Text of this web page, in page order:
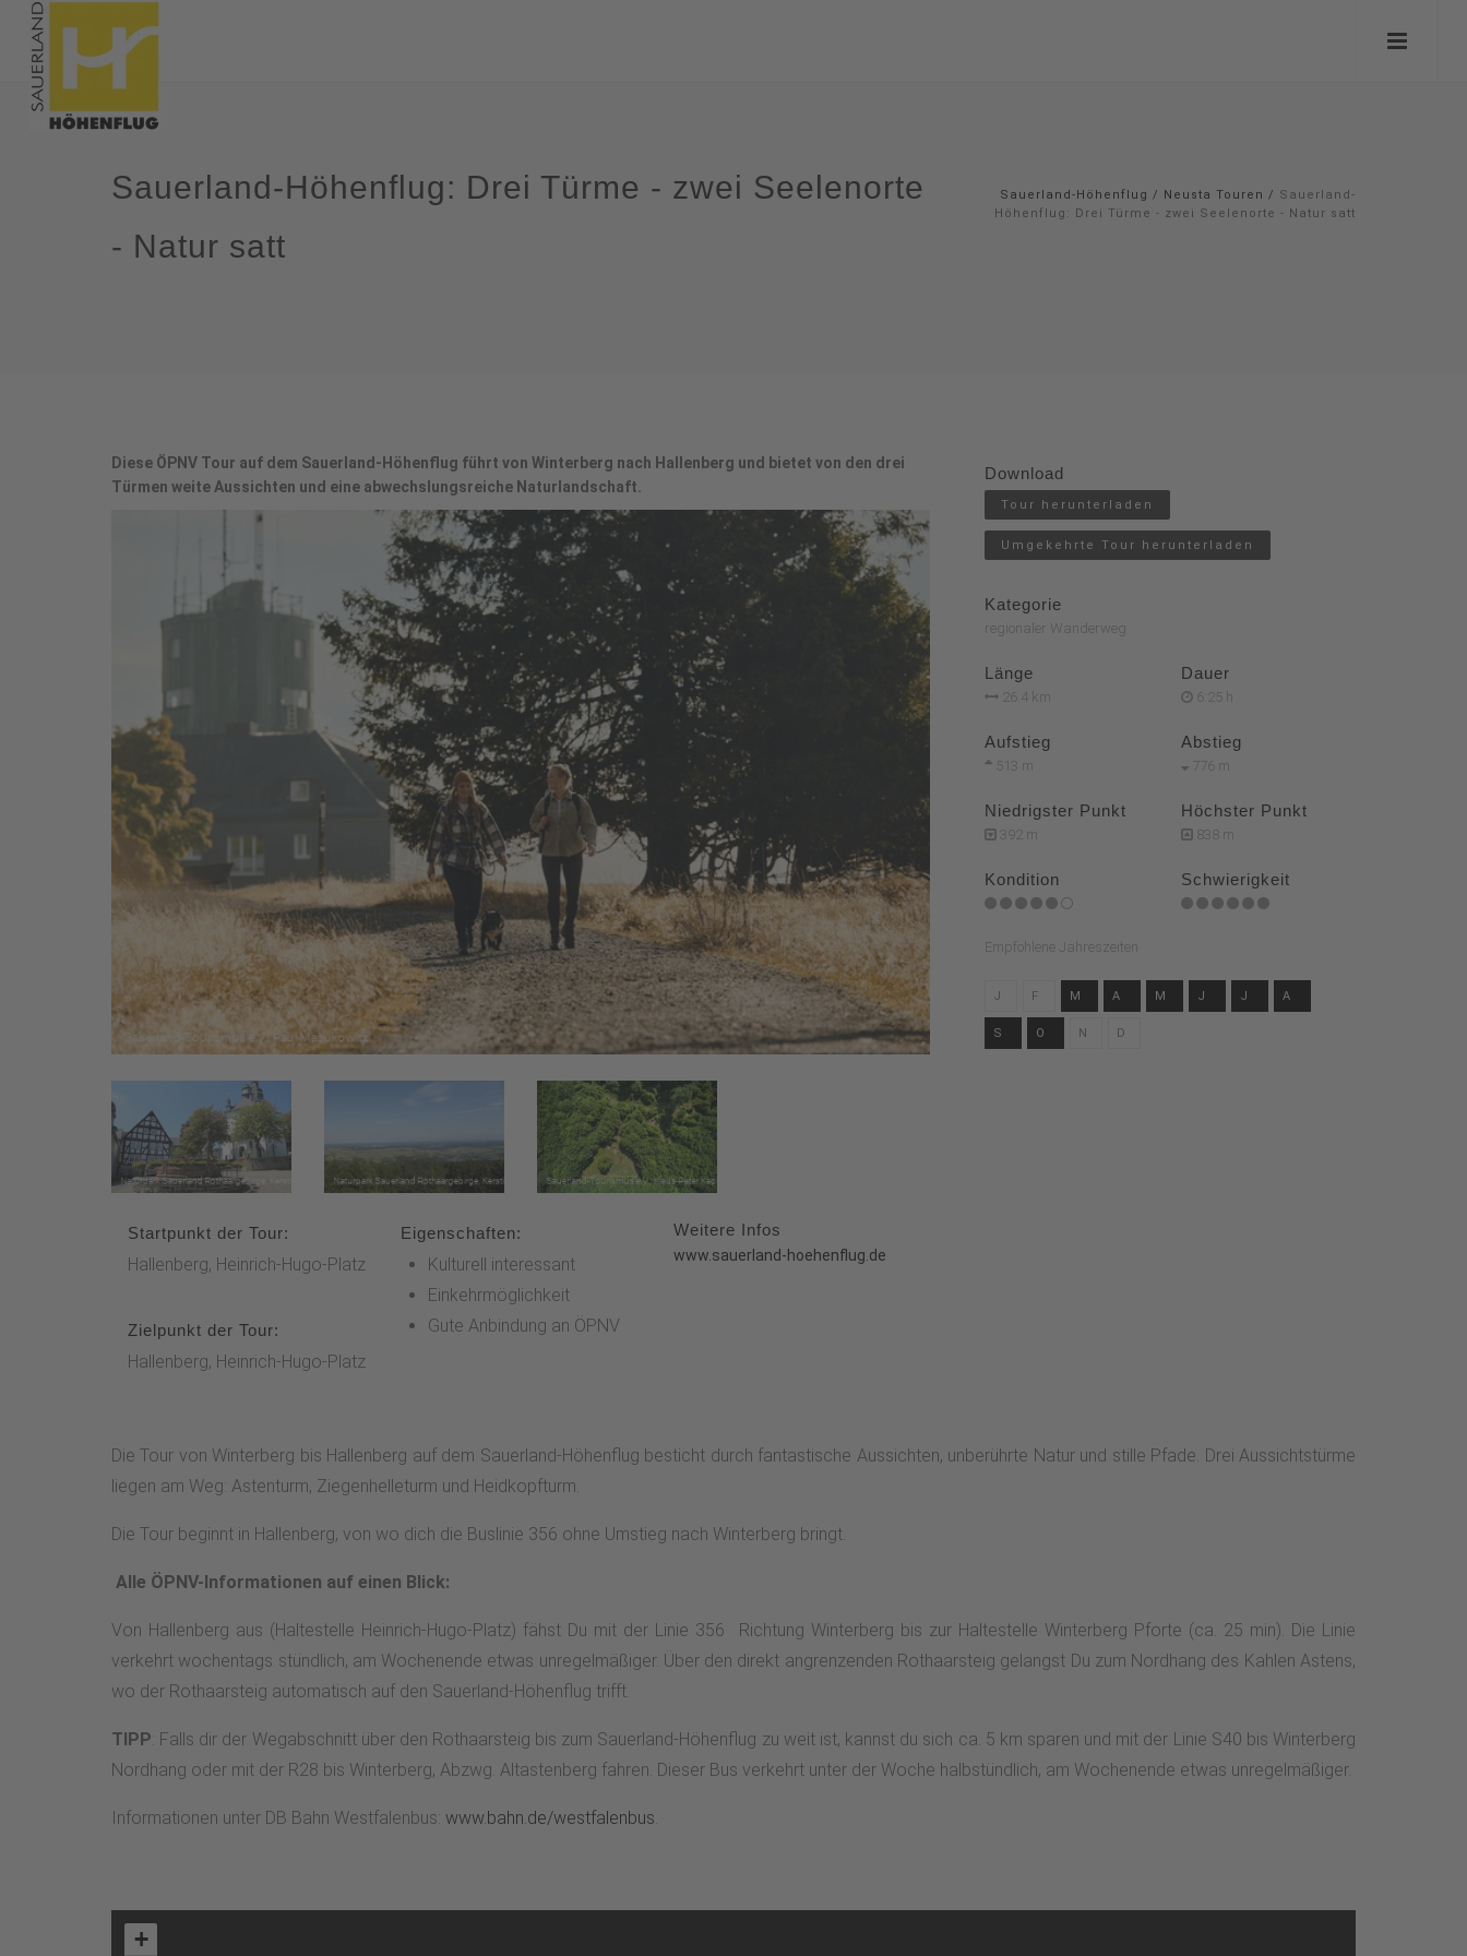
Sauerland-Höhenflug: Drei Türme - zwei Seelenorte
- Natur satt
Sauerland-Höhenflug / Neusta Touren / Sauerland-
Höhenflug: Drei Türme - zwei Seelenorte - Natur satt
Diese ÖPNV Tour auf dem Sauerland-Höhenflug führt von Winterberg nach Hallenberg und bietet von den drei
Türmen weite Aussichten und eine abwechslungsreiche Naturlandschaft.
Startpunkt der Tour:
Hallenberg, Heinrich-Hugo-Platz
Zielpunkt der Tour:
Hallenberg, Heinrich-Hugo-Platz
Eigenschaften:
Kulturell interessant
Einkehrmöglichkeit
Gute Anbindung an ÖPNV
Weitere Infos
www.sauerland-hoehenflug.de
Download
Tour herunterladen
Umgekehrte Tour herunterladen
Kategorie
regionaler Wanderweg
Länge
26.4 km
Dauer
6:25 h
Aufstieg
513 m
Abstieg
776 m
Niedrigster Punkt
392 m
Höchster Punkt
838 m
Kondition Schwierigkeit
Empfohlene Jahreszeiten
J F M A M J J A
S O N D
Die Tour von Winterberg bis Hallenberg auf dem Sauerland-Höhenflug besticht durch fantastische Aussichten, unberührte Natur und stille Pfade. Drei Aussichtstürme
liegen am Weg: Astenturm, Ziegenhelleturm und Heidkopfturm.
Die Tour beginnt in Hallenberg, von wo dich die Buslinie 356 ohne Umstieg nach Winterberg bringt.
Alle ÖPNV-Informationen auf einen Blick:
Von Hallenberg aus (Haltestelle Heinrich-Hugo-Platz) fähst Du mit der Linie 356 Richtung Winterberg bis zur Haltestelle Winterberg Pforte (ca. 25 min). Die Linie
verkehrt wochentags stündlich, am Wochenende etwas unregelmäßiger. Über den direkt angrenzenden Rothaarsteig gelangst Du zum Nordhang des Kahlen Astens,
wo der Rothaarsteig automatisch auf den Sauerland-Höhenflug trifft.
TIPP: Falls dir der Wegabschnitt über den Rothaarsteig bis zum Sauerland-Höhenflug zu weit ist, kannst du sich ca. 5 km sparen und mit der Linie S40 bis Winterberg
Nordhang oder mit der R28 bis Winterberg, Abzwg. Altastenberg fahren. Dieser Bus verkehrt unter der Woche halbstündlich, am Wochenende etwas unregelmäßiger.
Informationen unter DB Bahn Westfalenbus: www.bahn.de/westfalenbus.
+